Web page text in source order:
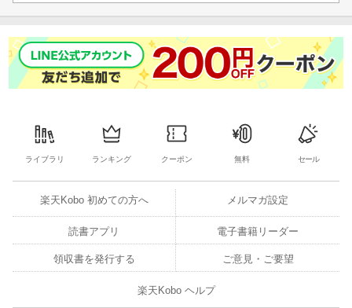
ライブラリ ランキング クーポン 無料 セール
楽天Kobo 初めての方へ メルマガ設定
読書アプリ 電子書籍リーダー
領収書を発行する ご意見・ご要望
楽天Kobo ヘルプ